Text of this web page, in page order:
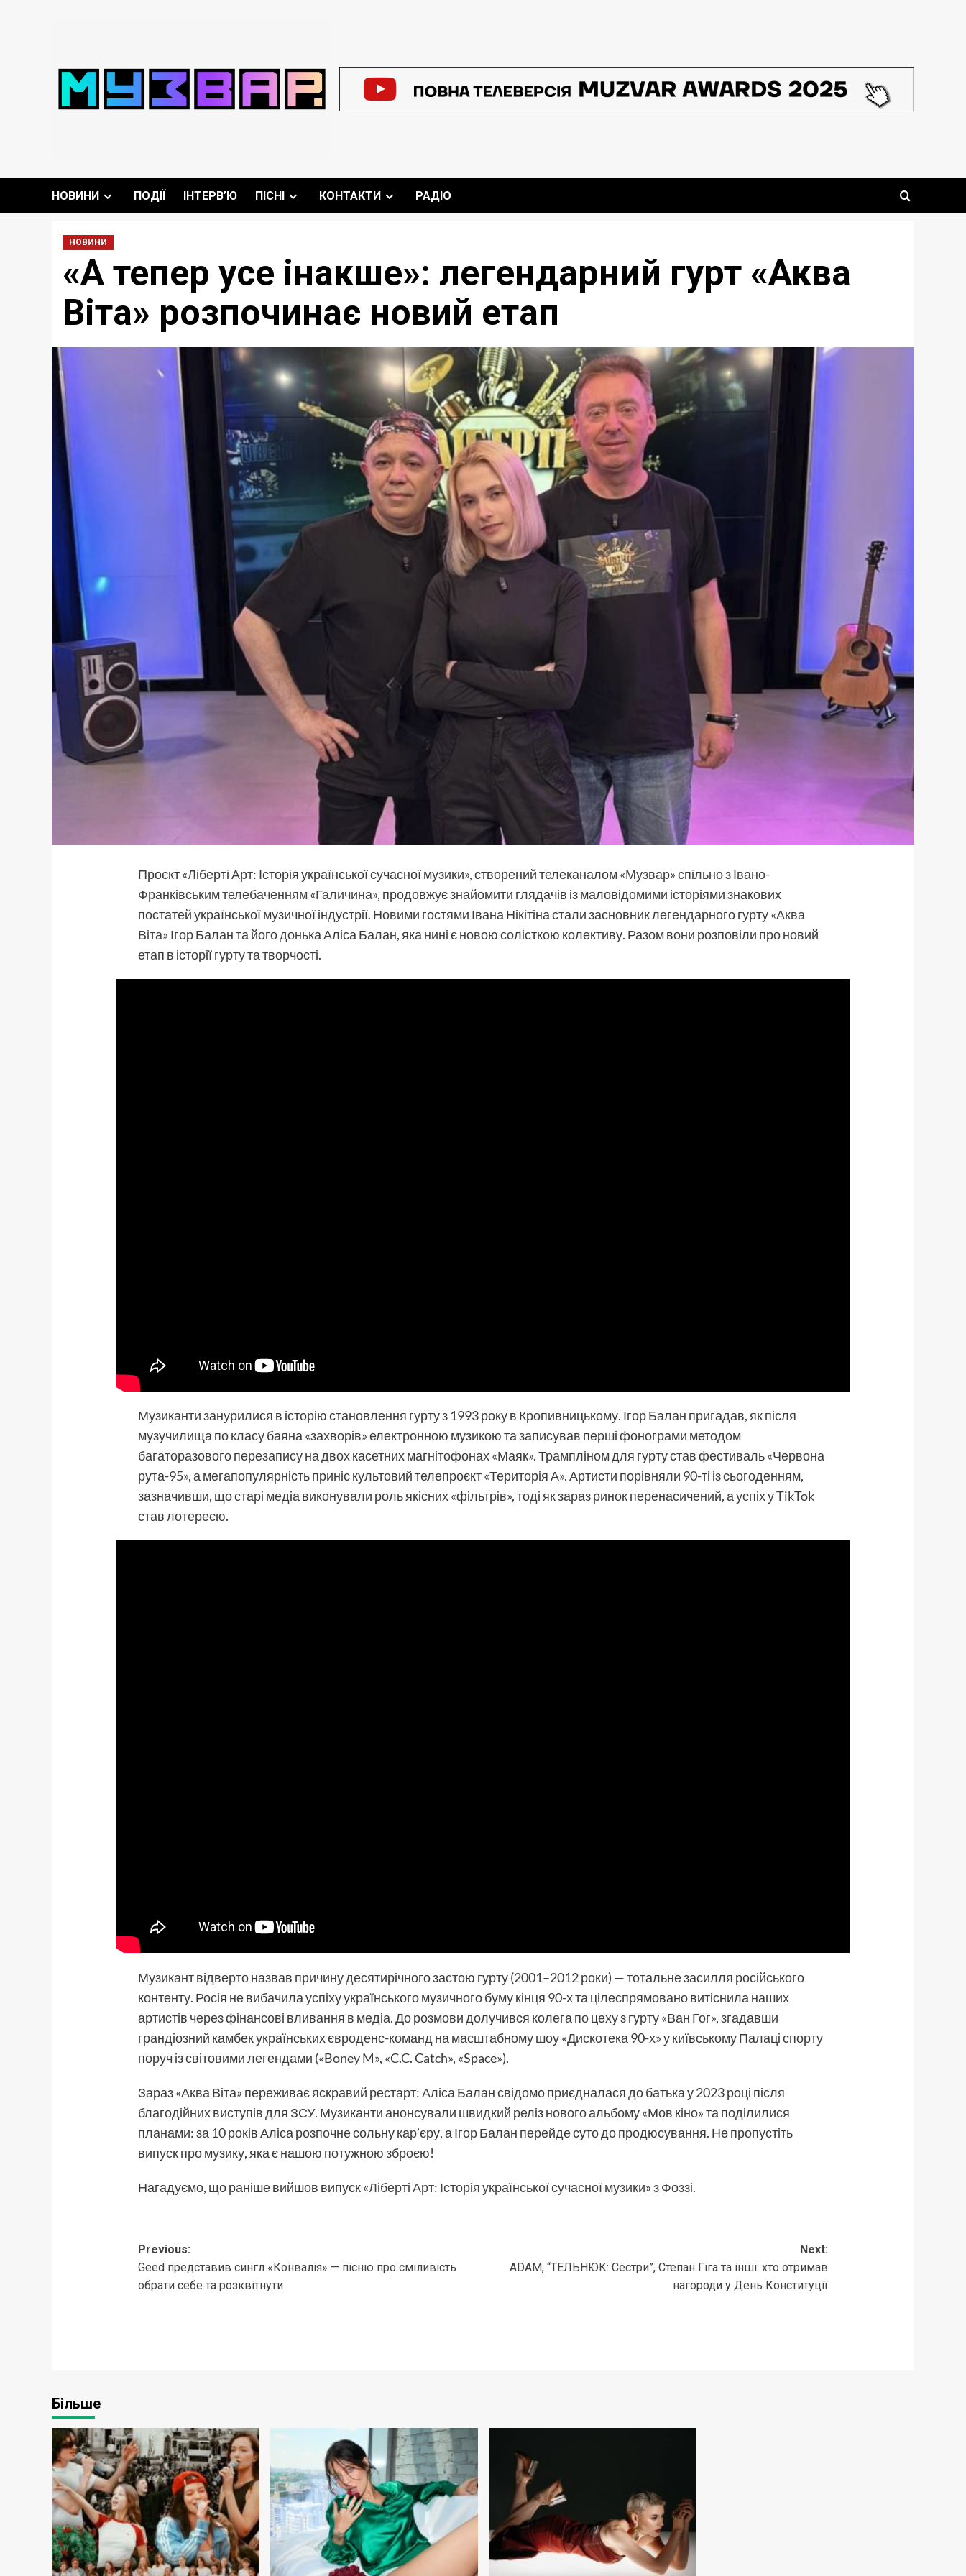
НОВИНИ ПОДІЇ ІНТЕРВ’Ю ПІСНІ КОНТАКТИ РАДІО
НОВИНИ
«А тепер усе інакше»: легендарний гурт «Аква
Віта» розпочинає новий етап
Проєкт «Ліберті Арт: Історія української сучасної музики», створений телеканалом«Музвар»спільно зІвано-
Франківським телебаченням «Галичина», продовжує знайомити глядачів із маловідомими історіями знакових
постатей української музичної індустрії. Новими гостями Івана Нікітіна стали засновник легендарного гурту«Аква
Віта» Ігор Балан та його донька Аліса Балан, яка нині є новою солісткою колективу. Разом вони розповіли про новий
етап в історії гурту та творчості.
Музиканти занурилися в історію становлення гурту з 1993 року в Кропивницькому. Ігор Балан пригадав, як після
музучилища по класу баяна «захворів» електронною музикою та записував перші фонограми методом
багаторазового перезапису на двох касетних магнітофонах «Маяк». Трампліном для гурту став фестиваль «Червона
рута-95», а мегапопулярність приніс культовий телепроєкт «Територія А». Артисти порівняли 90-ті із сьогоденням,
зазначивши, що старі медіа виконували роль якісних «фільтрів», тоді як зараз ринок перенасичений, а успіх у TikTok
став лотереєю.
Музикант відверто назвав причину десятирічного застою гурту (2001–2012 роки) — тотальне засилля російського
контенту. Росія не вибачила успіху українського музичного буму кінця 90-х та цілеспрямовано витіснила наших
артистів через фінансові вливання в медіа. До розмови долучився колега по цеху з гурту «Ван Гог», згадавши
грандіозний камбек українських євроденс-команд на масштабному шоу «Дискотека 90-х» у київському Палаці спорту
поруч із світовими легендами («Boney M», «C.C. Catch», «Space»).
Зараз «Аква Віта» переживає яскравий рестарт: Аліса Балан свідомо приєдналася до батька у 2023 році після
благодійних виступів для ЗСУ. Музиканти анонсували швидкий реліз нового альбому «Мов кіно» та поділилися
планами: за 10 років Аліса розпочне сольну кар’єру, а Ігор Балан перейде суто до продюсування. Не пропустіть
випуск про музику, яка є нашою потужною зброєю!
Нагадуємо, що раніше вийшов випуск«Ліберті Арт: Історія української сучасної музики» з Фоззі.
Post
navigation
Previous:
Geed представив сингл «Конвалія» — пісню про сміливість
обрати себе та розквітнути
Next:
ADAM, “ТЕЛЬНЮК: Сестри”, Степан Гіга та інші: хто отримав
нагороди у День Конституції
Більше